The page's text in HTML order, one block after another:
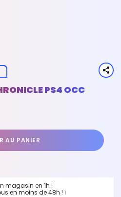
PS4 OCC
AU PANIER
magasin en 1h ℹ
en moins de 48h ! ℹ